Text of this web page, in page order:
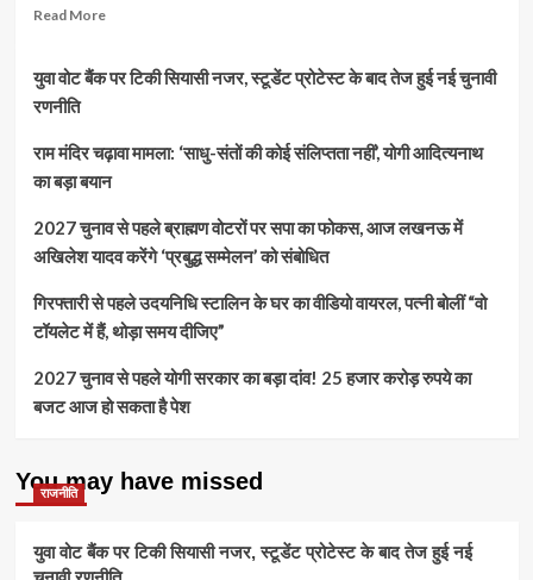
Read MoreRead
उन्नाव:
से
जारी
हजारों
प्रमाणपत्र
जांच
के
में,
दो
सचिवों
को
नोटिस
युवा वोट बैंक पर टिकी सियासी नजर, स्टूडेंट प्रोटेस्ट के बाद तेज हुई नई चुनावी
रणनीति
राम मंदिर चढ़ावा मामला: ‘साधु-संतों की कोई संलिप्तता नहीं’, योगी आदित्यनाथ
का बड़ा बयान
2027 चुनाव से पहले ब्राह्मण वोटरों पर सपा का फोकस, आज लखनऊ में
अखिलेश यादव करेंगे ‘प्रबुद्ध सम्मेलन’ को संबोधित
गिरफ्तारी से पहले उदयनिधि स्टालिन के घर का वीडियो वायरल, पत्नी बोलीं “वो
टॉयलेट में हैं, थोड़ा समय दीजिए”
2027 चुनाव से पहले योगी सरकार का बड़ा दांव! 25 हजार करोड़ रुपये का
बजट आज हो सकता है पेश
You may have missed
राजनीति
युवा वोट बैंक पर टिकी सियासी नजर, स्टूडेंट प्रोटेस्ट के बाद तेज हुई नई